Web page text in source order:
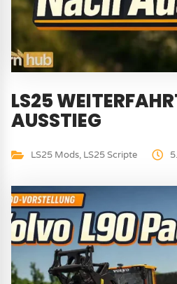
LS25
AUSSTIEG
LS25 Mods, LS25 Scripte